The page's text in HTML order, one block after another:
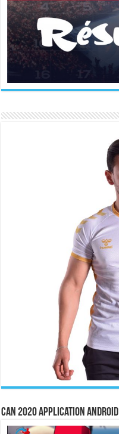
CAN 2020 Application Android